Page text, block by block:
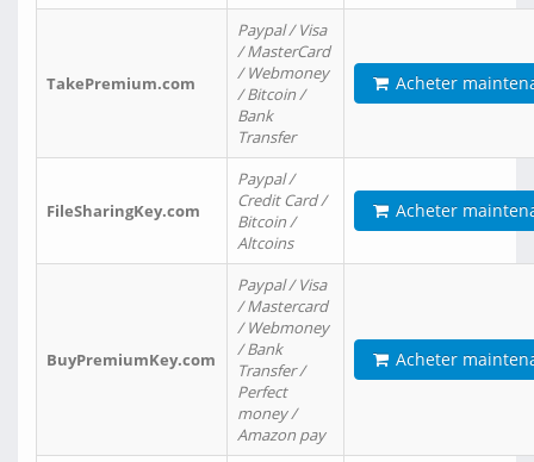
TakePremium.com
Paypal / Visa
/ MasterCard
/ Webmoney
/ Bitcoin /
Bank
Transfer
Acheter
FileSharingKey.com
Paypal /
Credit Card /
Bitcoin /
Altcoins
Acheter
BuyPremiumKey.com
Paypal / Visa
/ Mastercard
/ Webmoney
/ Bank
Transfer /
Perfect
money /
Amazon pay
Acheter